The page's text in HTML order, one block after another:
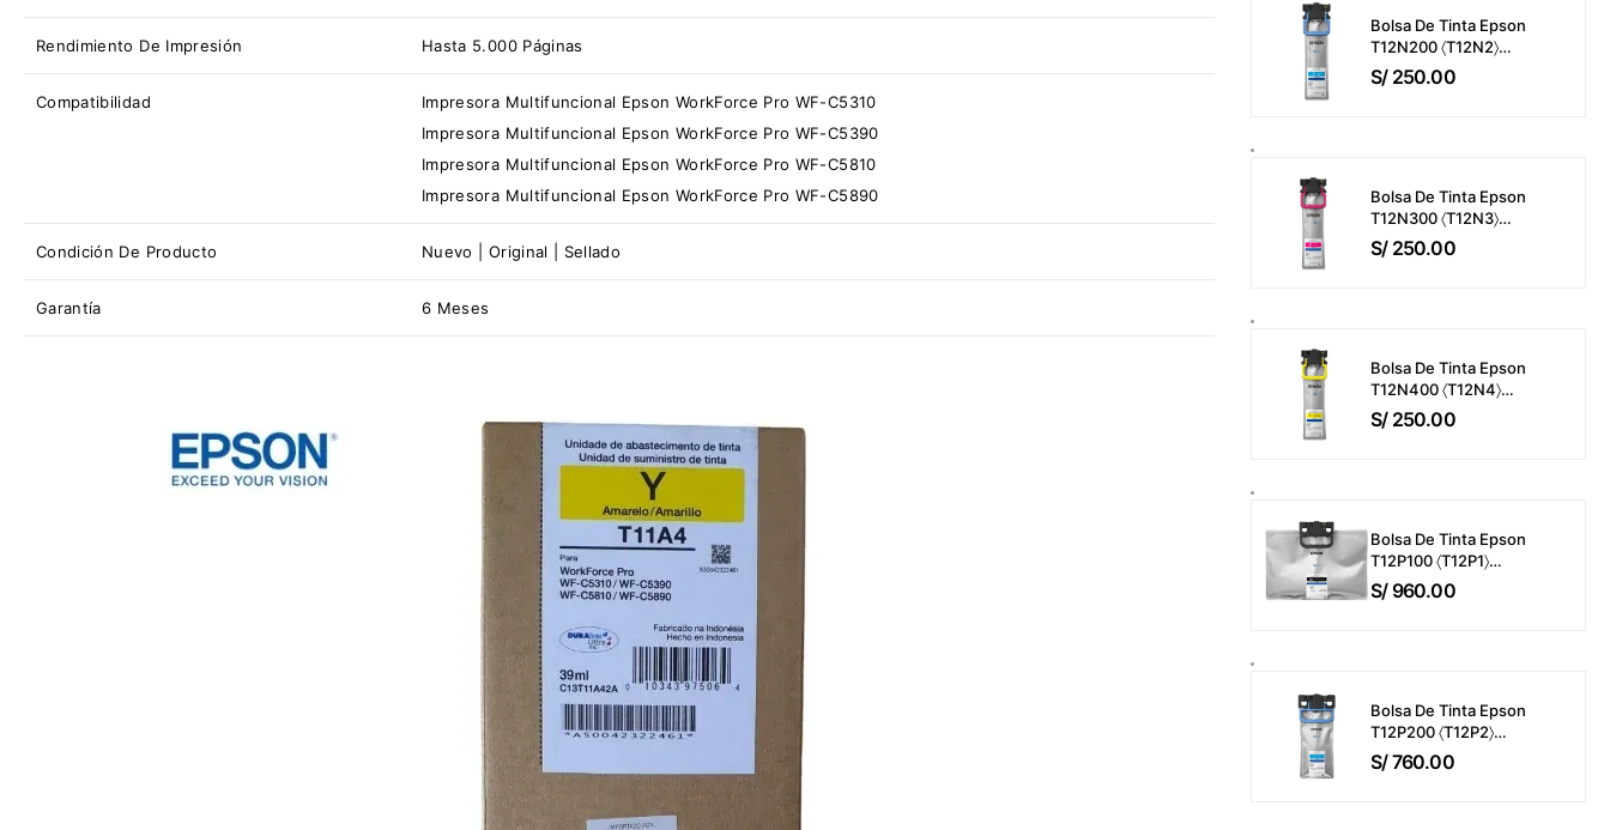
Bolsa De Tinta Epson
T12N200 〈T12N2〉
WorkForce Pro EM-
C800 / EP-C800 Color
S/250.00
Bolsa De Tinta Epson
T12N300 〈T12N3〉
WorkForce Pro EM-
C800 / EP-C800 Color
S/250.00
Bolsa De Tinta Epson
T12N400 〈T12N4〉
WorkForce Pro EM-
C800 / EP-C800 Color
S/250.00
Bolsa De Tinta Epson
T12P100 〈T12P1〉
WorkForce Pro EM-
C800 / EP-C800 Color
S/960.00
Bolsa De Tinta Epson
T12P200 〈T12P2〉
WorkForce Pro EM-
C800 / EP-C800 Color
S/760.00
Rendimiento De Impresión Hasta 5.000 Páginas
Compatibilidad
Impresora Multifuncional Epson WorkForce Pro WF-C5310
Impresora Multifuncional Epson WorkForce Pro WF-C5390
Impresora Multifuncional Epson WorkForce Pro WF-C5810
Impresora Multifuncional Epson WorkForce Pro WF-C5890
Condición De Producto Nuevo | Original | Sellado
Garantía 6 Meses